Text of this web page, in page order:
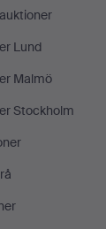
Lund
Malmö
Stockholm